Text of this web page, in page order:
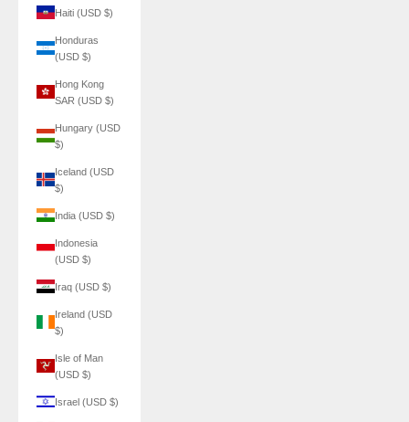
Haiti (USD $)
Honduras
(USD $)
Hong Kong
SAR (USD $)
Hungary (USD
$)
Iceland (USD
$)
India (USD $)
Indonesia
(USD $)
Iraq (USD $)
Ireland (USD
$)
Isle of Man
(USD $)
Israel (USD $)